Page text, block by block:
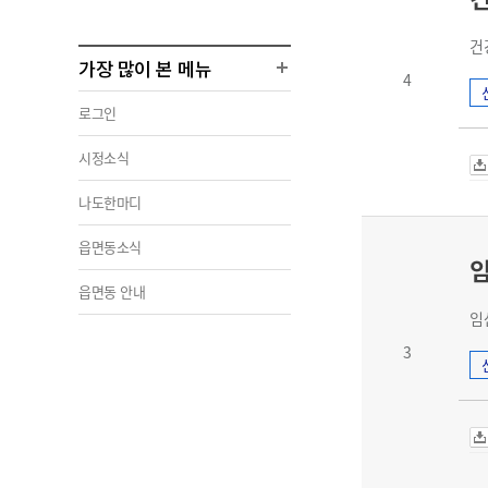
가장 많이 본 메뉴
로그인
시정소식
나도한마디
읍면동소식
읍면동 안내
4
건
3
임